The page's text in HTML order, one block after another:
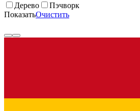
Дерево
Пэчворк
ПоказатьОчистить